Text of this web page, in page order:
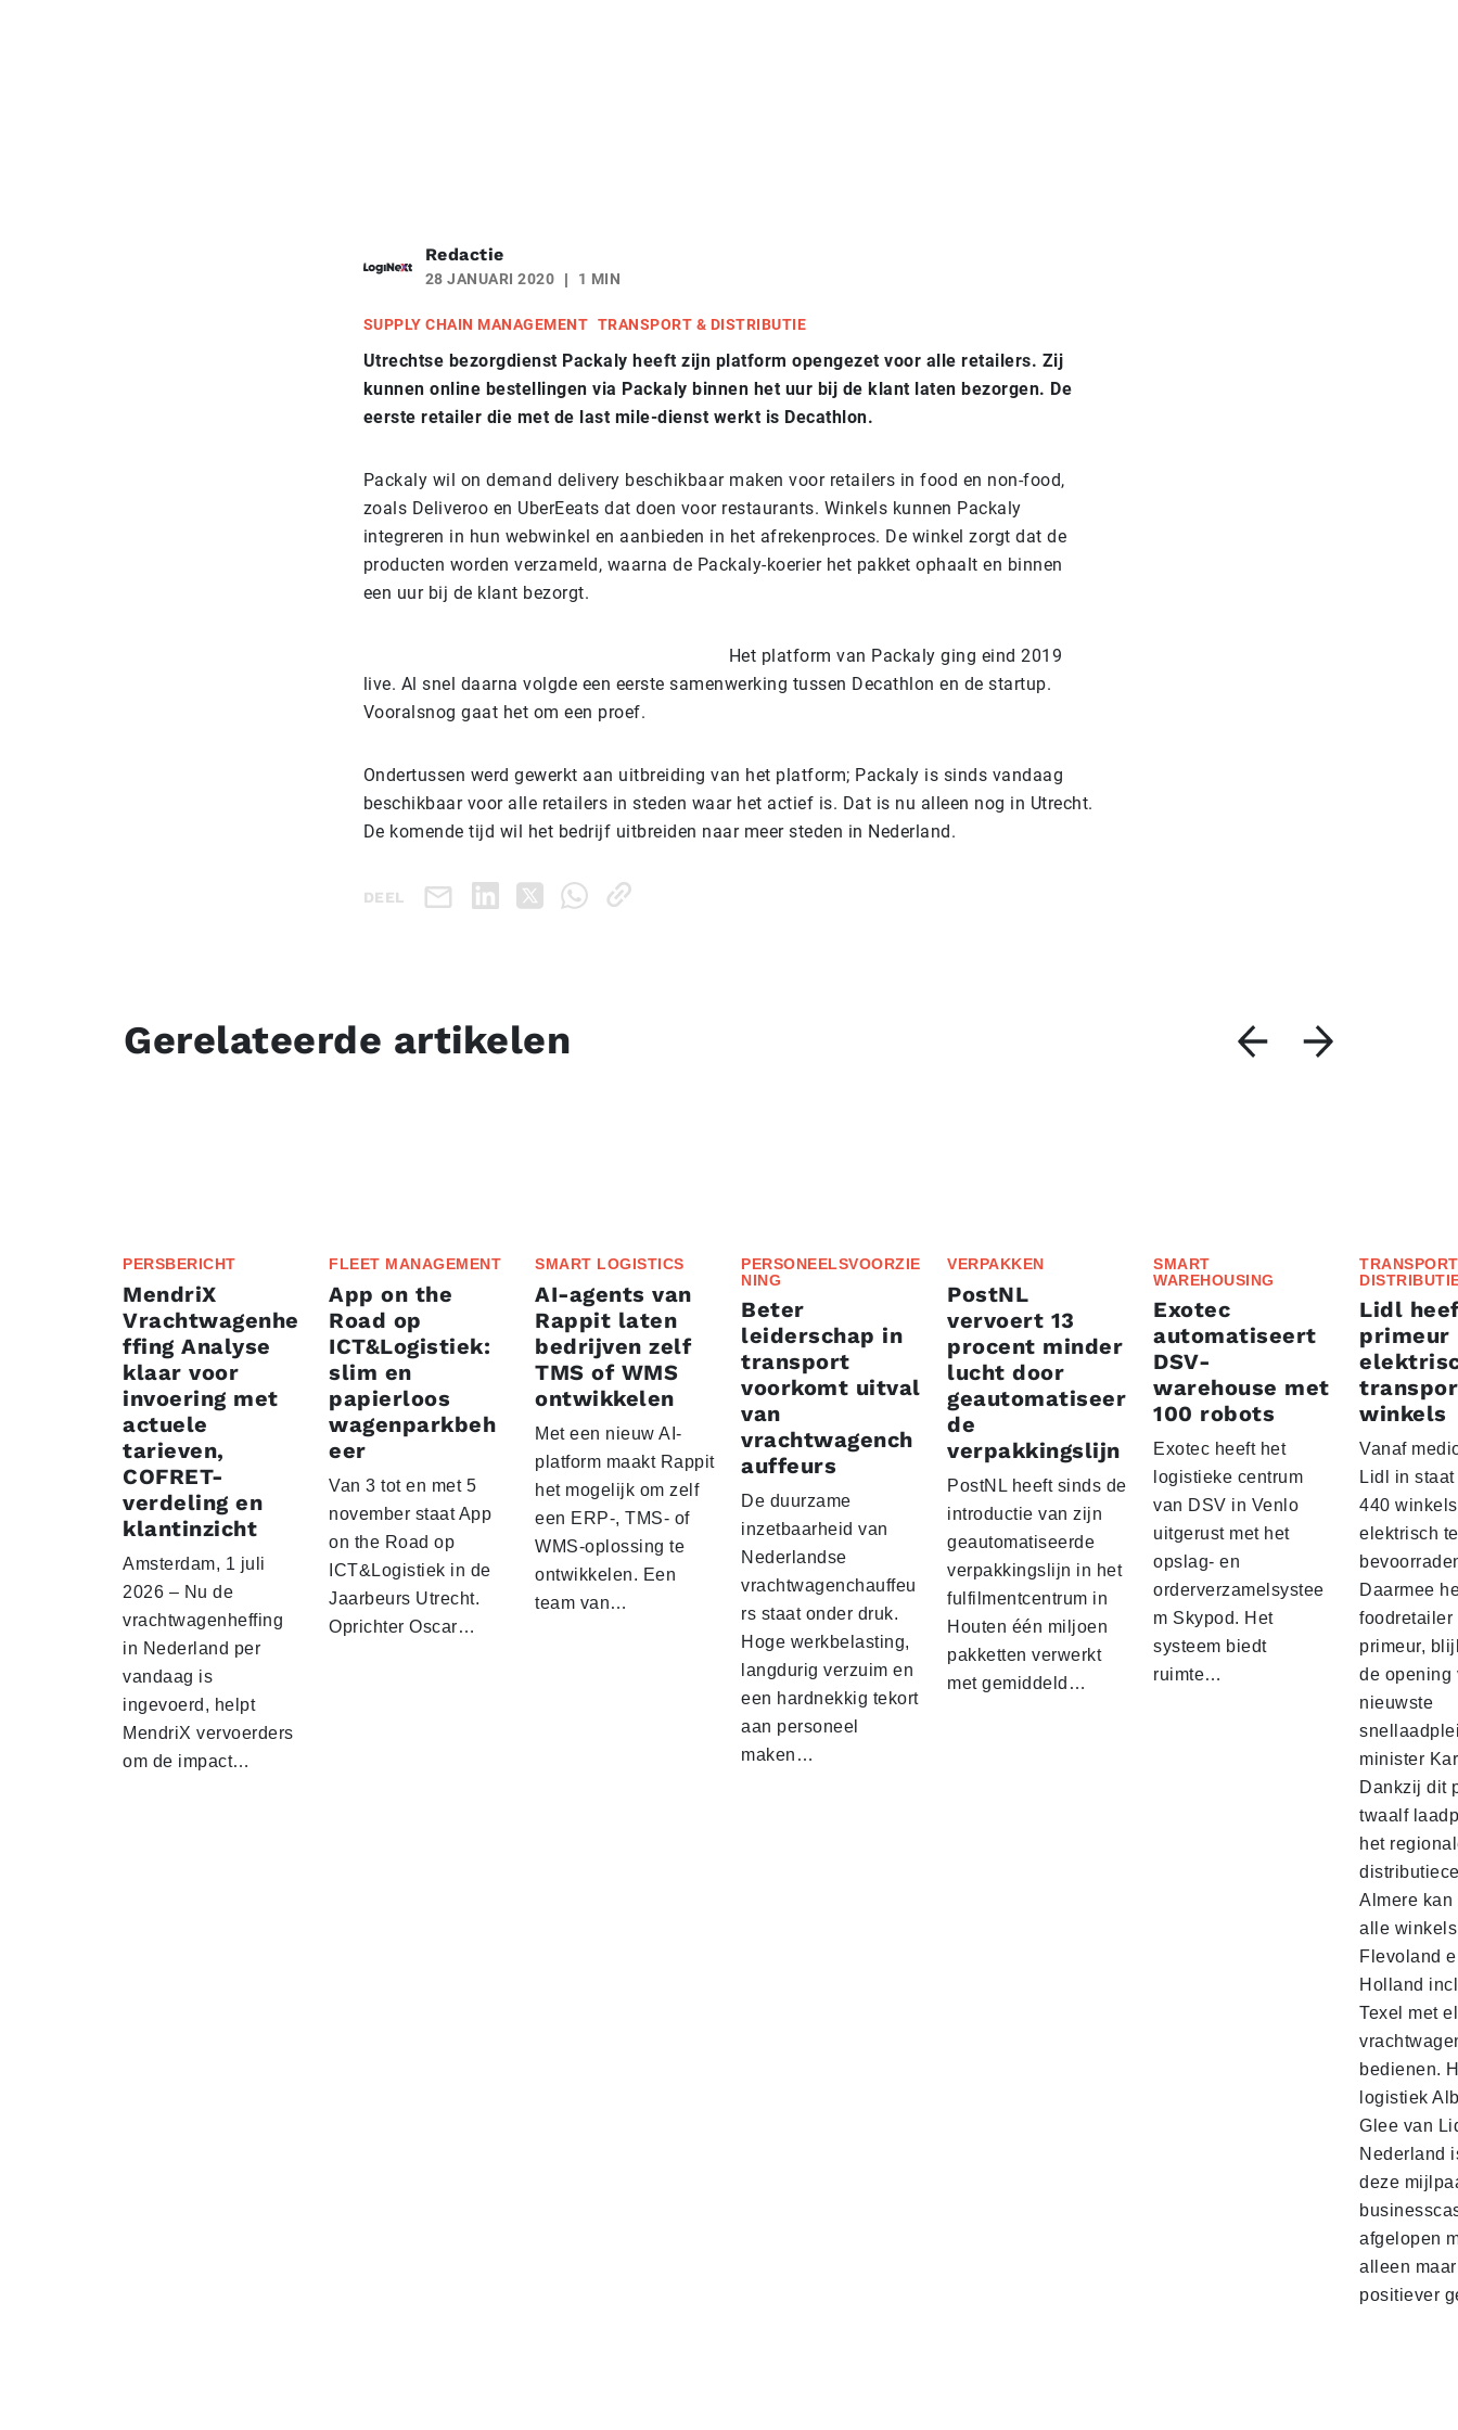
Redactie
28 JANUARI 2020 1 MIN
SUPPLY CHAIN MANAGEMENT TRANSPORT & DISTRIBUTIE
Utrechtse bezorgdienst Packaly heeft zijn platform opengezet voor alle retailers. Zij
kunnen online bestellingen via Packaly binnen het uur bij de klant laten bezorgen. De
eerste retailer die met de last mile-dienst werkt is Decathlon.
Packaly wil on demand delivery beschikbaar maken voor retailers in food en non-food,
zoals Deliveroo en UberEeats dat doen voor restaurants. Winkels kunnen Packaly
integreren in hun webwinkel en aanbieden in het afrekenproces. De winkel zorgt dat de
producten worden verzameld, waarna de Packaly-koerier het pakket ophaalt en binnen
een uur bij de klant bezorgt.
Het platform van Packaly ging eind 2019
live. Al snel daarna volgde een eerste samenwerking tussen Decathlon en de startup.
Vooralsnog gaat het om een proef.
Ondertussen werd gewerkt aan uitbreiding van het platform; Packaly is sinds vandaag
beschikbaar voor alle retailers in steden waar het actief is. Dat is nu alleen nog in Utrecht.
De komende tijd wil het bedrijf uitbreiden naar meer steden in Nederland.
DEEL
Gerelateerde artikelen
PERSBERICHT
MendriX
Vrachtwagenhe
ffing Analyse
klaar voor
invoering met
actuele
tarieven,
COFRET-
verdeling en
klantinzicht
Amsterdam, 1 juli
2026 – Nu de
vrachtwagenheffing
in Nederland per
vandaag is
ingevoerd, helpt
MendriX vervoerders
om de impact…
FLEET MANAGEMENT
App on the
Road op
ICT&Logistiek:
slim en
papierloos
wagenparkbeh
eer
Van 3 tot en met 5
november staat App
on the Road op
ICT&Logistiek in de
Jaarbeurs Utrecht.
Oprichter Oscar…
SMART LOGISTICS
AI-agents van
Rappit laten
bedrijven zelf
TMS of WMS
ontwikkelen
Met een nieuw AI-
platform maakt Rappit
het mogelijk om zelf
een ERP-, TMS- of
WMS-oplossing te
ontwikkelen. Een
team van…
PERSONEELSVOORZIE
NING
Beter
leiderschap in
transport
voorkomt uitval
van
vrachtwagench
auffeurs
De duurzame
inzetbaarheid van
Nederlandse
vrachtwagenchauffeu
rs staat onder druk.
Hoge werkbelasting,
langdurig verzuim en
een hardnekkig tekort
aan personeel
maken…
VERPAKKEN
PostNL
vervoert 13
procent minder
lucht door
geautomatiseer
de
verpakkingslijn
PostNL heeft sinds de
introductie van zijn
geautomatiseerde
verpakkingslijn in het
fulfilmentcentrum in
Houten één miljoen
pakketten verwerkt
met gemiddeld…
SMART
WAREHOUSING
Exotec
automatiseert
DSV-
warehouse met
100 robots
Exotec heeft het
logistieke centrum
van DSV in Venlo
uitgerust met het
opslag- en
orderverzamelsystee
m Skypod. Het
systeem biedt
ruimte…
Lidl
primeur
winkels
Vanaf
Lidl in
440 winkels
elektrisch te
Daarmee
foodretailer
primeur,
de opening
nieuwste
minister
Dankzij dit
twaalf
het
Almere
alle
Flevoland
Holland
Texel met
bedienen.
logistiek
Glee van
Nederland
deze
afgelopen
alleen maar
positiever